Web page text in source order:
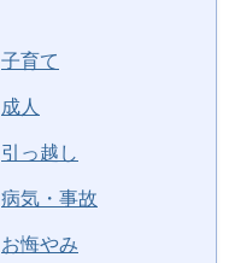
子育て
成人
引っ越し
病気・事故
お悔やみ